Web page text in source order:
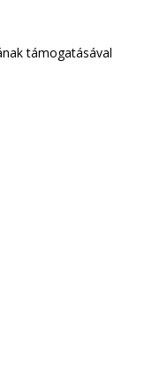
támogatásával